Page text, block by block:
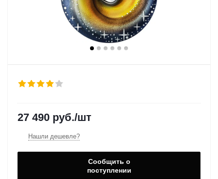
27 490 руб./шт
Нашли дешевле?
Сообщить о
поступлении